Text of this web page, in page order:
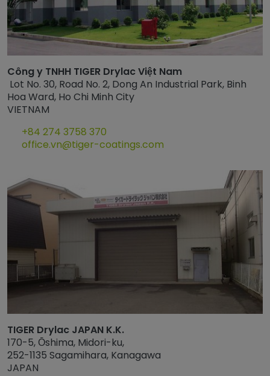
Công y TNHH TIGER Drylac Việt Nam
Lot No. 30, Road No. 2, Dong An Industrial Park, Binh
Hoa Ward, Ho Chi Minh City
VIETNAM
+84 274 3758 370
office.vn@tiger-coatings.com
TIGER Drylac JAPAN K.K.
170-5, Ōshima, Midori-ku,
252-1135 Sagamihara, Kanagawa
JAPAN